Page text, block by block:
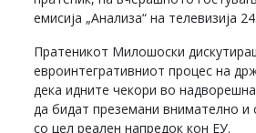
емисија „Анализа“ на телевизија 24.
Пратеникот Милошоски
евроинтегративниот процес на
дека идните чекори во
да бидат преземани внимателно и
со цел реален напредок кон ЕУ.